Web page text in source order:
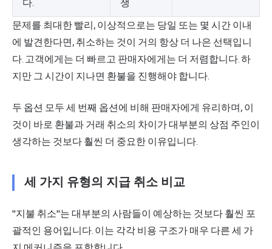
다.
쟁
문제를 최대한 빨리, 이상적으로는 당일 또는 몇 시간 이내
에 발견한다면, 취소하는 것이 거의 항상 더 나은 선택입니
다. 고객에게는 더 빠르고 판매자에게는 더 저렴합니다. 하
지만 그 시간이 지나면 환불을 진행해야 합니다.
두 옵션 모두 세 번째 옵션에 비해 판매자에게 유리하며, 이
것이 바로 환불과 거래 취소의 차이가 대부분의 상점 주인이
생각하는 것보다 훨씬 더 중요한 이유입니다.
세 가지 유형의 지급 취소 비교
"지불 취소"는 대부분의 사람들이 예상하는 것보다 훨씬 포
괄적인 용어입니다. 이는 각각 비용 구조가 매우 다른 세 가